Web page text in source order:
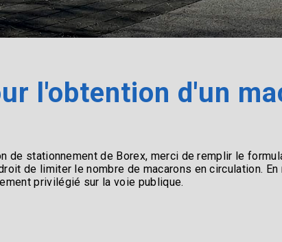
l'obtention d'un
de stationnement de Borex, merci de remplir le
de limiter le nombre de macarons en circulation.
privilégié sur la voie publique.